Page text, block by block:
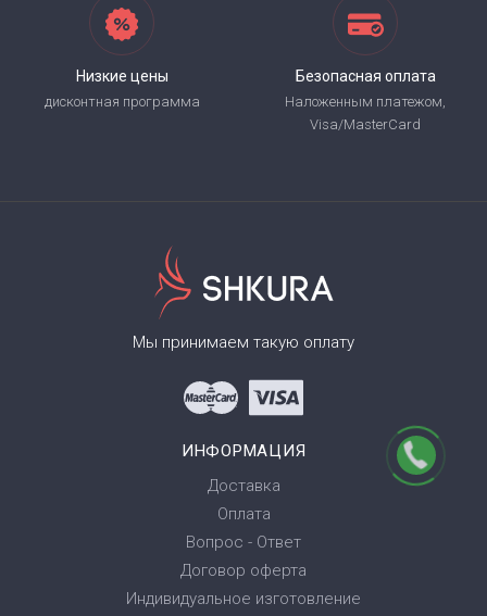
Низкие цены
дисконтная программа
Безопасная оплата
Наложенным платежом,
Visa/MasterCard
Мы принимаем такую оплату
ИНФОРМАЦИЯ
Доставка
Оплата
Вопрос - Ответ
Договор оферта
Индивидуальное изготовление